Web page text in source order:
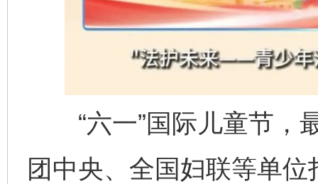
“六一”国际儿童节，
团中央、全国妇联等单